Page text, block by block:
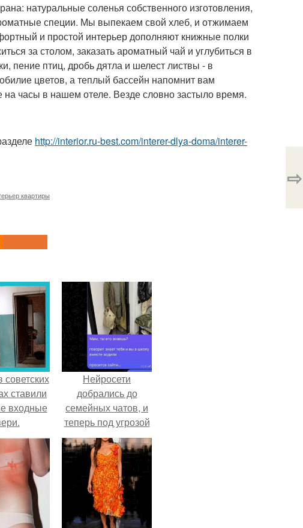
натуральные соленья собственного изготовления,
специи. Мы выпекаем свой хлеб, и отжимаем
и простой интерьер дополняют книжные полки
за столом, заказать ароматный чай и углубиться в
пение птиц, дробь дятла и шелест листвы - в
цветов, а теплый бассейн напомнит вам
часы в нашем отеле. Везде словно застыло время.
http://interior.ru-best.com/interer-dlya-doma/interer-
квартиры
⇨
ставили
входные
Нейросети
добрались до
семейных чатов, и
теперь под угрозой
мамины нервы.